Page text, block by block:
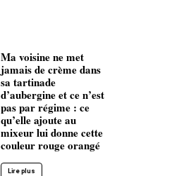
Ma voisine ne met
jamais de crème dans
sa tartinade
d’aubergine et ce n’est
pas par régime : ce
qu’elle ajoute au
mixeur lui donne cette
couleur rouge orangé
Lire plus